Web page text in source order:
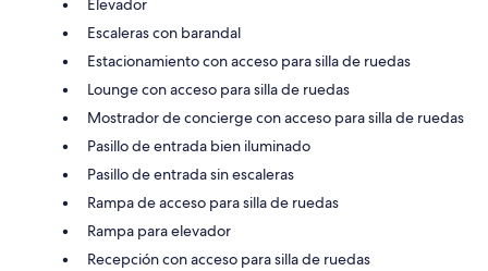
Elevador
Escaleras con barandal
Estacionamiento con acceso para silla de ruedas
Lounge con acceso para silla de ruedas
Mostrador de concierge con acceso para silla de ruedas
Pasillo de entrada bien iluminado
Pasillo de entrada sin escaleras
Rampa de acceso para silla de ruedas
Rampa para elevador
Recepción con acceso para silla de ruedas